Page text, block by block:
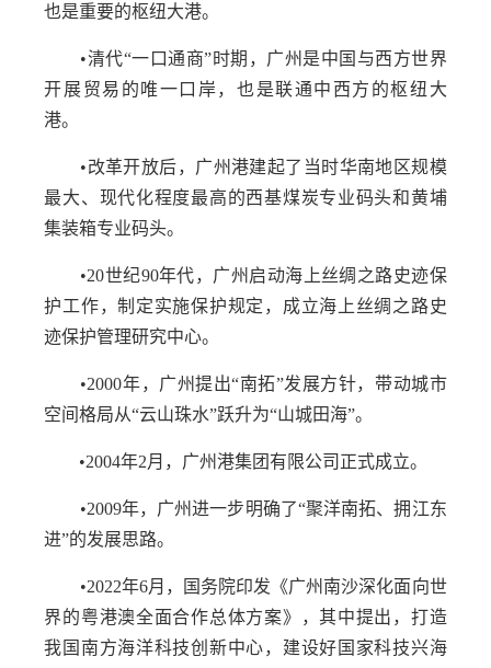
也是重要的枢纽大港。
•清代“一口通商”时期，广州是中国与西方世界
开展贸易的唯一口岸，也是联通中西方的枢纽大
港。
•改革开放后，广州港建起了当时华南地区规模
最大、现代化程度最高的西基煤炭专业码头和黄埔
集装箱专业码头。
•20世纪90年代，广州启动海上丝绸之路史迹保
护工作，制定实施保护规定，成立海上丝绸之路史
迹保护管理研究中心。
•2000年，广州提出“南拓”发展方针，带动城市
空间格局从“云山珠水”跃升为“山城田海”。
•2004年2月，广州港集团有限公司‌正式成立。
•2009年‌，广州进一步明确了‌“聚洋南拓、拥江东
进”‌的发展思路。‌‌
•2022年6月，国务院印发《广州南沙深化面向世
界的粤港澳全面合作总体方案》，其中提出，打造
我国南方海洋科技创新中心，建设好国家科技兴海